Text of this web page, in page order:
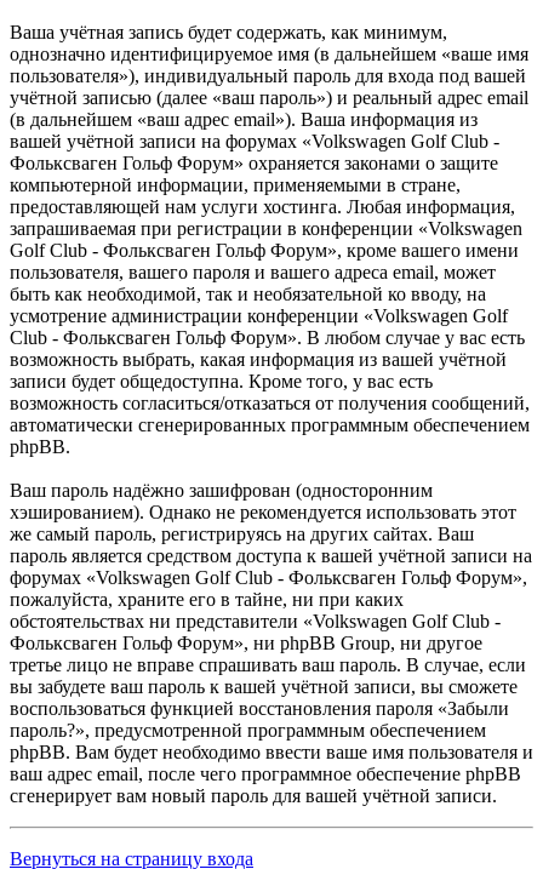
Ваша учётная запись будет содержать, как минимум,
однозначно идентифицируемое имя (в дальнейшем «ваше имя
пользователя»), индивидуальный пароль для входа под вашей
учётной записью (далее «ваш пароль») и реальный адрес email
(в дальнейшем «ваш адрес email»). Ваша информация из
вашей учётной записи на форумах «Volkswagen Golf Club -
Фольксваген Гольф Форум» охраняется законами о защите
компьютерной информации, применяемыми в стране,
предоставляющей нам услуги хостинга. Любая информация,
запрашиваемая при регистрации в конференции «Volkswagen
Golf Club - Фольксваген Гольф Форум», кроме вашего имени
пользователя, вашего пароля и вашего адреса email, может
быть как необходимой, так и необязательной ко вводу, на
усмотрение администрации конференции «Volkswagen Golf
Club - Фольксваген Гольф Форум». В любом случае у вас есть
возможность выбрать, какая информация из вашей учётной
записи будет общедоступна. Кроме того, у вас есть
возможность согласиться/отказаться от получения сообщений,
автоматически сгенерированных программным обеспечением
phpBB.
Ваш пароль надёжно зашифрован (односторонним
хэшированием). Однако не рекомендуется использовать этот
же самый пароль, регистрируясь на других сайтах. Ваш
пароль является средством доступа к вашей учётной записи на
форумах «Volkswagen Golf Club - Фольксваген Гольф Форум»,
пожалуйста, храните его в тайне, ни при каких
обстоятельствах ни представители «Volkswagen Golf Club -
Фольксваген Гольф Форум», ни phpBB Group, ни другое
третье лицо не вправе спрашивать ваш пароль. В случае, если
вы забудете ваш пароль к вашей учётной записи, вы сможете
воспользоваться функцией восстановления пароля «Забыли
пароль?», предусмотренной программным обеспечением
phpBB. Вам будет необходимо ввести ваше имя пользователя и
ваш адрес email, после чего программное обеспечение phpBB
сгенерирует вам новый пароль для вашей учётной записи.
Вернуться на страницу входа